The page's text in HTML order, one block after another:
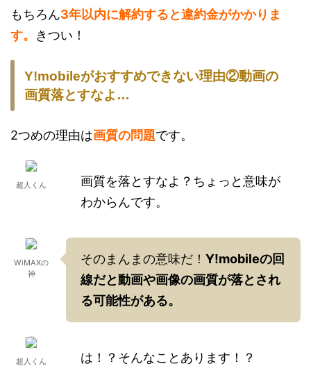
もちろん3年以内に解約すると違約金がかかりま
す。 きつい！
Y!mobileがおすすめできない理由②動画の
画質落とすなよ…
2つめの理由は画質の問題です。
超人くん
画質を落とすなよ？ちょっと意味が
わからんです。
WiMAXの
神
そのまんまの意味だ！ Y!mobileの回
線だと動画や画像の画質が落とされ
る可能性がある。
超人くん は！？そんなことあります！？